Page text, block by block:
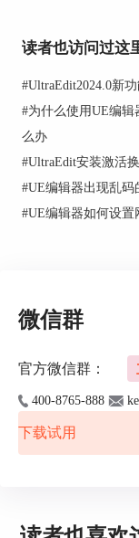
同步完成后，
的文件已经被删
二、自定义同步
除了手动更改
以针对默认的同
示，打开
读者也访问过这
#UltraEdit2024.0新
#为什么使用UE编辑
么办
#UltraEdit安装激活
#UE编辑器出现乱码
#UE编辑器如何设置
微信群
官方微信群：
400-8765-888
下载试用